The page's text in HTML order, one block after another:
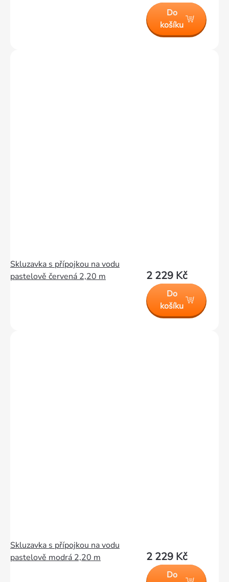
Do
košíku
Skluzavka s přípojkou na vodu
pastelově červená 2,20 m
2 229 Kč
Do
košíku
Skluzavka s přípojkou na vodu
pastelově modrá 2,20 m
2 229 Kč
Do